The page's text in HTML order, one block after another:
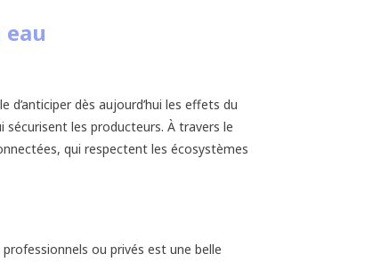
dès aujourd’hui les effets du
les producteurs. À travers le
qui respectent les écosystèmes
professionnels ou privés est une belle